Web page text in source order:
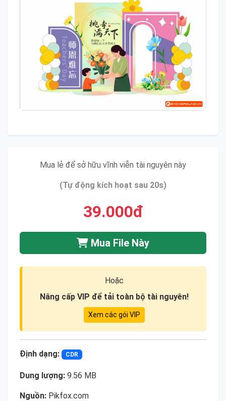
Mua lẻ để sở hữu vĩnh viễn tài nguyên này
(Tự động kích hoạt sau 20s)
39.000đ
Mua File Này
Hoặc
Nâng cấp VIP để tải toàn bộ tài nguyên!
Xem các gói VIP
Định dạng: CDR
Dung lượng: 9.56 MB
Nguồn: Pikfox.com